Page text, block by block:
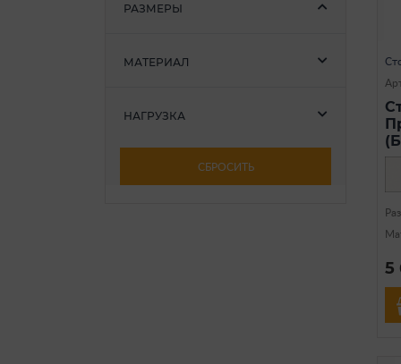
РАЗМЕРЫ
МАТЕРИАЛ
НАГРУЗКА
СБРОСИТЬ
5